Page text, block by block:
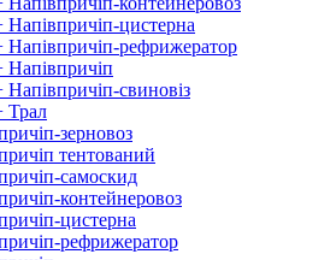
Напівпричіп-цистерна
Напівпричіп-рефрижератор
Напівпричіп
Напівпричіп-свиновіз
Трал
зерновоз
тентований
самоскид
контейнеровоз
цистерна
рефрижератор